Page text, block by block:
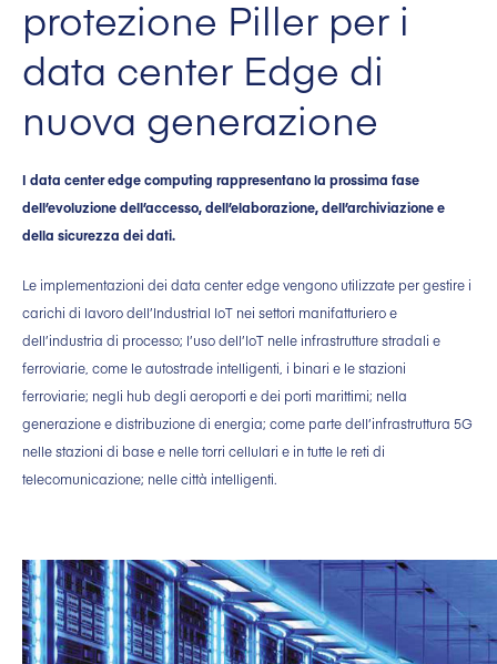
protezione Piller per i
data center Edge di
nuova generazione
I data center edge computing rappresentano la prossima fase
dell’evoluzione dell’accesso, dell’elaborazione, dell’archiviazione e
della sicurezza dei dati.
Le implementazioni dei data center edge vengono utilizzate per gestire i
carichi di lavoro dell’Industrial IoT nei settori manifatturiero e
dell’industria di processo; l’uso dell’IoT nelle infrastrutture stradali e
ferroviarie, come le autostrade intelligenti, i binari e le stazioni
ferroviarie; negli hub degli aeroporti e dei porti marittimi; nella
generazione e distribuzione di energia; come parte dell’infrastruttura 5G
nelle stazioni di base e nelle torri cellulari e in tutte le reti di
telecomunicazione; nelle città intelligenti.